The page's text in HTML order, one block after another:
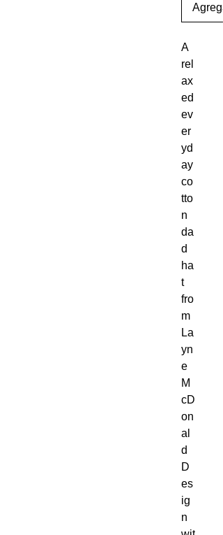
A
rel
ax
ed
ev
er
yd
ay
co
tto
n
da
d
ha
t
fro
m
La
yn
e
M
cD
on
al
d
D
es
ig
n